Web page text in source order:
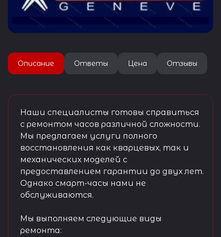
Описание Ответы Цена Отзывы
Наши специалисты готовы справиться
с ремонтом часов различной сложности.
Мы предлагаем услуги полного
восстановления как кварцевых, так и
механических моделей с
предоставлением гарантии до двух лет.
Однако смарт-часы нами не
обслуживаются.
Мы выполняем следующие виды
ремонта: